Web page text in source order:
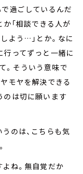
で過ごしているんだ
か「相談できる人が
よう…」とか。なに
行ってずっと一緒に
。そういう意味で
モヤを解決できる
のは切に願います
のは、こちらも気
ね。無自覚だか